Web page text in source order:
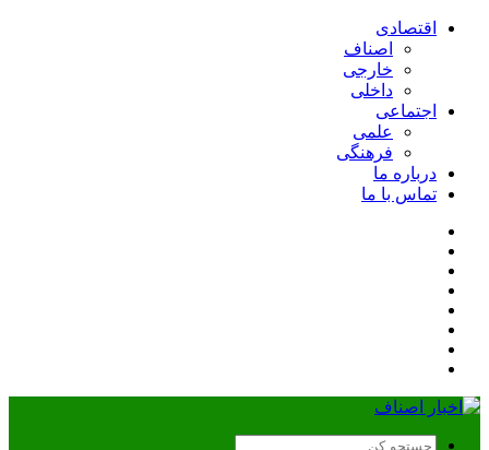
اقتصادی
اصناف
خارجی
داخلی
اجتماعی
علمی
فرهنگی
درباره ما
تماس با ما